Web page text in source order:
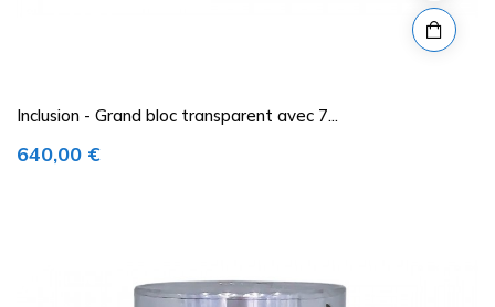
Inclusion - Grand bloc transparent avec 7...
Prix
640,00 €